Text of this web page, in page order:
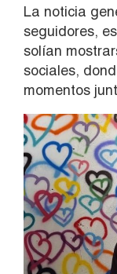
La noticia
seguidores,
solían
sociales,
momentos